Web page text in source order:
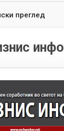
преглед
инфо